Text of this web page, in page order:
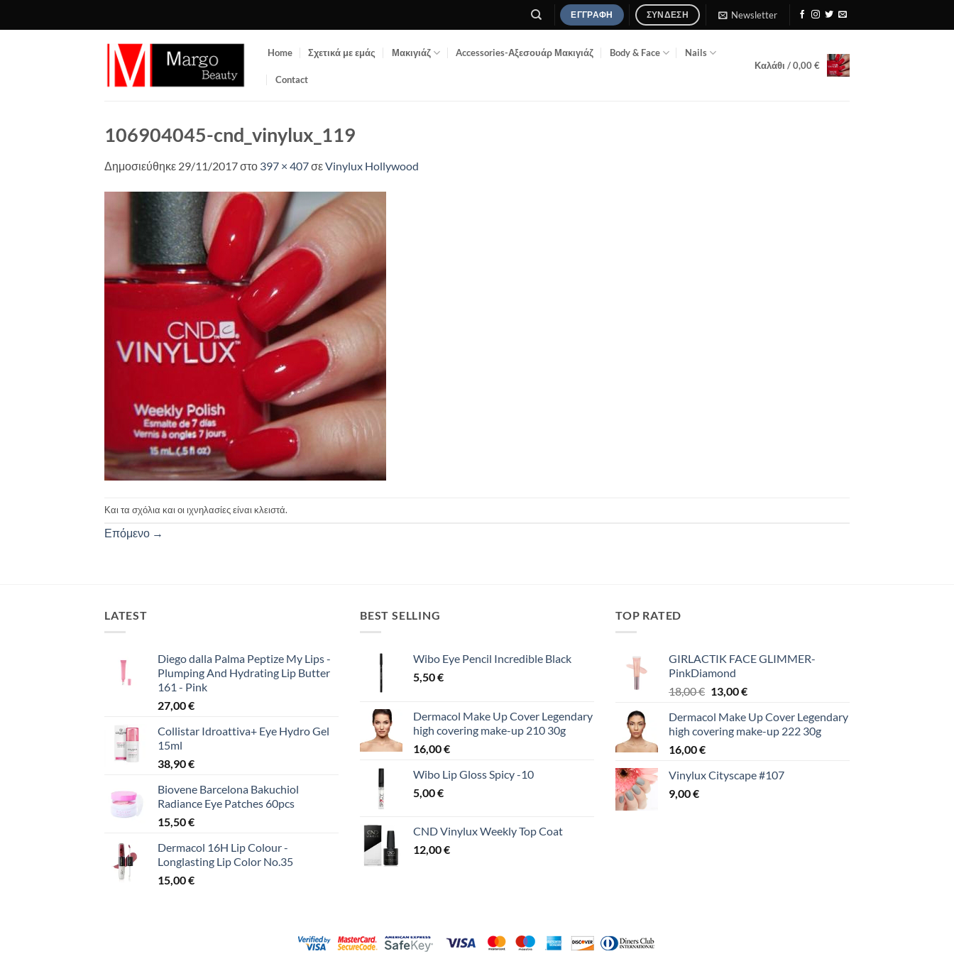
ΕΓΓΡΑΦΉ ΣΎΝΔΕΣΗ Newsletter
Home Σχετικά με εμάς Μακιγιάζ Accessories-Αξεσουάρ Μακιγιάζ Body & Face Nails
Contact
Καλάθι /0,00€
106904045-cnd_vinylux_119
Δημοσιεύθηκε 29/11/2017στο 397 × 407σεVinylux Hollywood
Και τα σχόλια και οι ιχνηλασίες είναι κλειστά.
Επόμενο →
LATEST
Diego dalla Palma Peptize My Lips -
Plumping And Hydrating Lip Butter
161 - Pink
27,00€
Collistar Idroattiva+ Eye Hydro Gel
15ml
38,90€
Biovene Barcelona Bakuchiol
Radiance Eye Patches 60pcs
15,50€
Dermacol 16H Lip Colour -
Longlasting Lip Color No.35
15,00€
BEST SELLING
Wibo Eye Pencil Incredible Black
5,50€
Dermacol Make Up Cover Legendary
high covering make-up 210 30g
16,00€
Wibo Lip Gloss Spicy -10
5,00€
CND Vinylux Weekly Top Coat
12,00€
TOP RATED
GIRLACTIK FACE GLIMMER-
PinkDiamond
18,00€ Original
was:
18,00 €.
13,00€Η
τιμή
είναι:
Dermacol Make Up Cover Legendary
high covering make-up 222 30g
16,00€
Vinylux Cityscape #107
9,00€